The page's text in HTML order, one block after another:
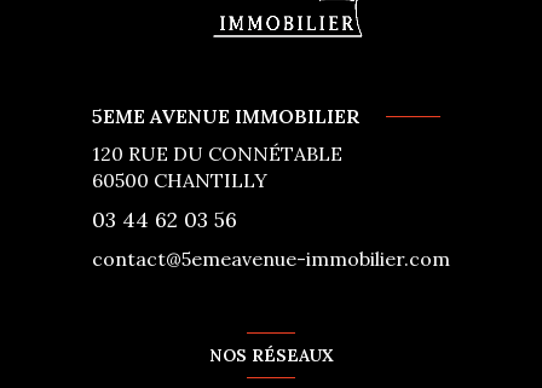
5EME AVENUE IMMOBILIER
120 RUE DU CONNÉTABLE
60500 CHANTILLY
03 44 62 03 56
contact@5emeavenue-immobilier.com
NOS RÉSEAUX